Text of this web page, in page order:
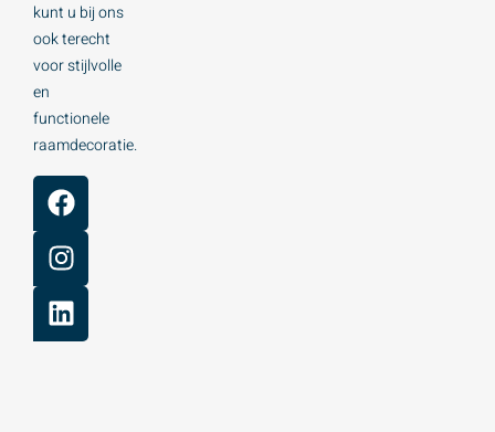
kunt u bij ons
ook terecht
voor stijlvolle
en
functionele
raamdecoratie.